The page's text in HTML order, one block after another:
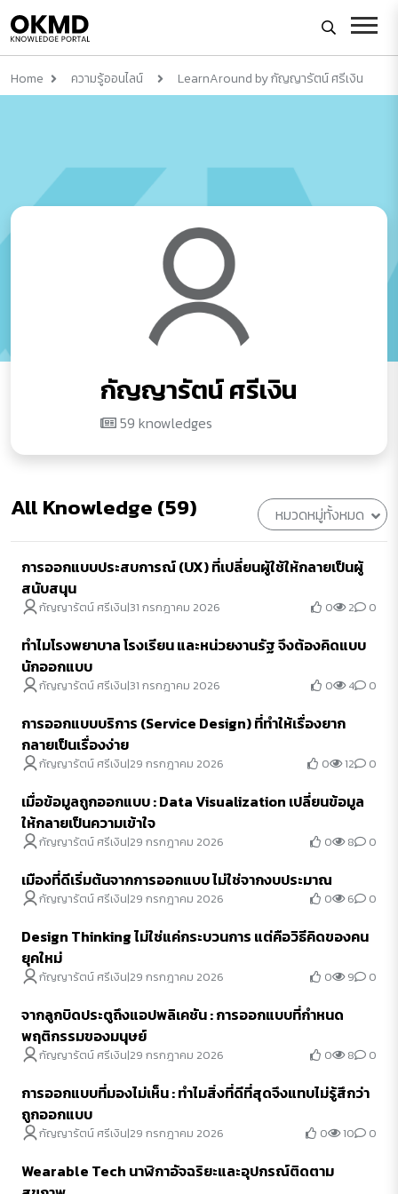
Home ความรู้ออนไลน์ LearnAround by กัญญารัตน์ ศรีเงิน
กัญญารัตน์ ศรีเงิน
59 knowledges
All Knowledge (59) หมวดหมู่ทั้งหมด
การออกแบบประสบการณ์ (UX) ที่เปลี่ยนผู้ใช้ให้กลายเป็นผู้
สนับสนุน
กัญญารัตน์ ศรีเงิน|31 กรกฎาคม 2026 0 2 0
ทำไมโรงพยาบาล โรงเรียน และหน่วยงานรัฐ จึงต้องคิดแบบ
นักออกแบบ
กัญญารัตน์ ศรีเงิน|31 กรกฎาคม 2026 0 4 0
การออกแบบบริการ (Service Design) ที่ทำให้เรื่องยาก
กลายเป็นเรื่องง่าย
กัญญารัตน์ ศรีเงิน|29 กรกฎาคม 2026 0 12 0
เมื่อข้อมูลถูกออกแบบ : Data Visualization เปลี่ยนข้อมูล
ให้กลายเป็นความเข้าใจ
กัญญารัตน์ ศรีเงิน|29 กรกฎาคม 2026 0 8 0
เมืองที่ดีเริ่มต้นจากการออกแบบ ไม่ใช่จากงบประมาณ
กัญญารัตน์ ศรีเงิน|29 กรกฎาคม 2026 0 6 0
Design Thinking ไม่ใช่แค่กระบวนการ แต่คือวิธีคิดของคน
ยุคใหม่
กัญญารัตน์ ศรีเงิน|29 กรกฎาคม 2026 0 9 0
จากลูกบิดประตูถึงแอปพลิเคชัน : การออกแบบที่กำหนด
พฤติกรรมของมนุษย์
กัญญารัตน์ ศรีเงิน|29 กรกฎาคม 2026 0 8 0
การออกแบบที่มองไม่เห็น : ทำไมสิ่งที่ดีที่สุดจึงแทบไม่รู้สึกว่า
ถูกออกแบบ
กัญญารัตน์ ศรีเงิน|29 กรกฎาคม 2026 0 10 0
Wearable Tech นาฬิกาอัจฉริยะและอุปกรณ์ติดตาม